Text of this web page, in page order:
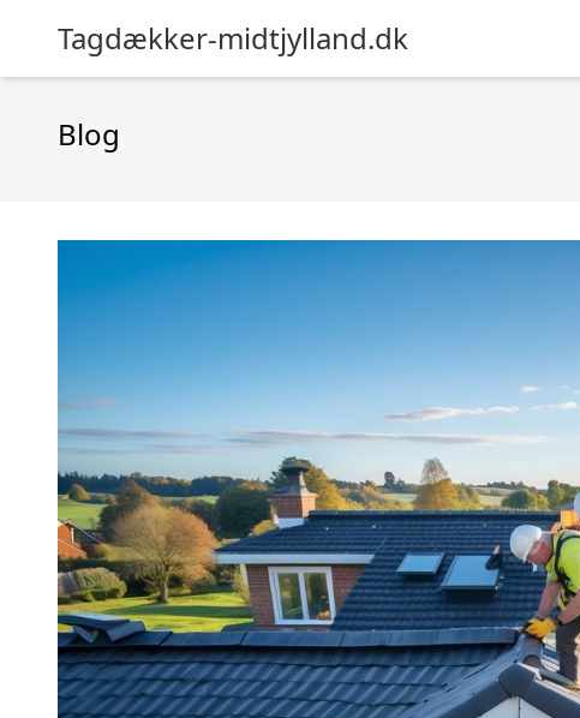
Tagdækker-midtjylland.dk
Blog